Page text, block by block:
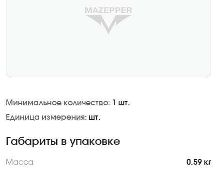
Минимальное количество: 1 шт.
Единица измерения: шт.
Габариты в упаковке
Масса 0.59 кг